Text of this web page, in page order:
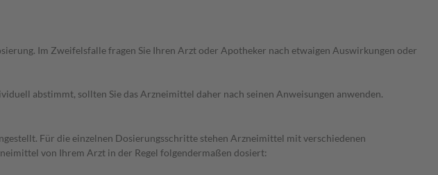
Im Zweifelsfalle fragen Sie Ihren Arzt oder Apotheker nach etwaigen Auswirkungen oder
abstimmt, sollten Sie das Arzneimittel daher nach seinen Anweisungen anwenden.
Für die einzelnen Dosierungsschritte stehen Arzneimittel mit verschiedenen
von Ihrem Arzt in der Regel folgendermaßen dosiert: